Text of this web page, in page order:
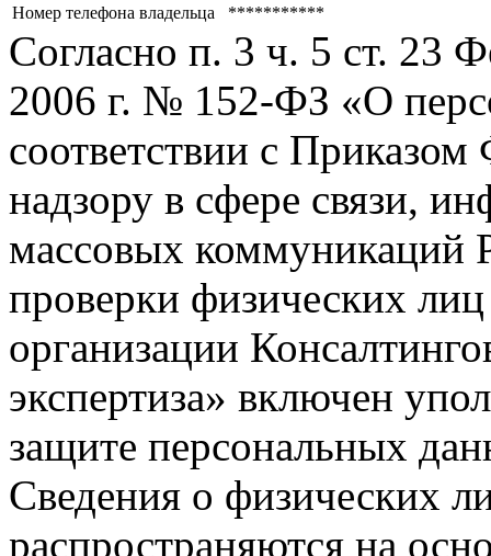
Номер телефона владельца
***********
Согласно п. 3 ч. 5 ст. 23
2006 г. № 152-ФЗ «О
соответствии с
надзору в сфере связи,
массовых коммуникаций
проверки физических
организации
экспертиза» включен
защите персональных
Сведения о физических
распространяются на